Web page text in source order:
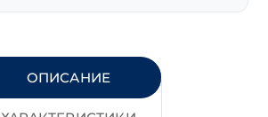
ОПИСАНИЕ